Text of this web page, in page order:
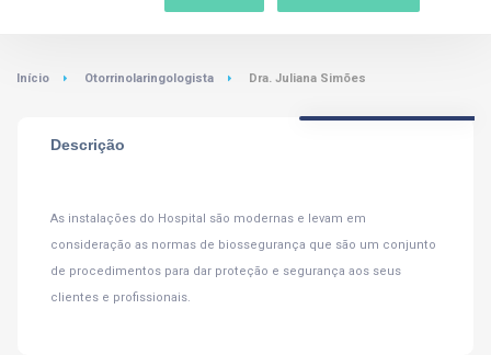
Início Otorrinolaringologista Dra. Juliana Simões
Descrição
As instalações do Hospital são modernas e levam em
consideração as normas de biossegurança que são um conjunto
de procedimentos para dar proteção e segurança aos seus
clientes e profissionais.